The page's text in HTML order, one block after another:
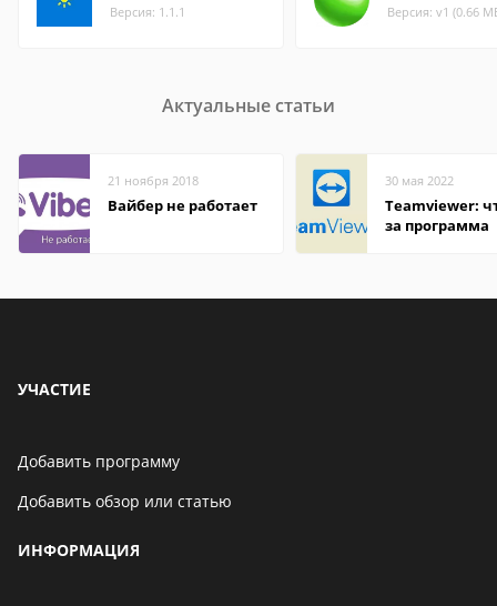
Версия: 1.1.1 Версия: v1 (0.66
Актуальные статьи
21 ноября 2018
Вайбер не работает
30 мая 2022
Teamviewer:
за программа
УЧАСТИЕ
Добавить программу
Добавить обзор или статью
ИНФОРМАЦИЯ